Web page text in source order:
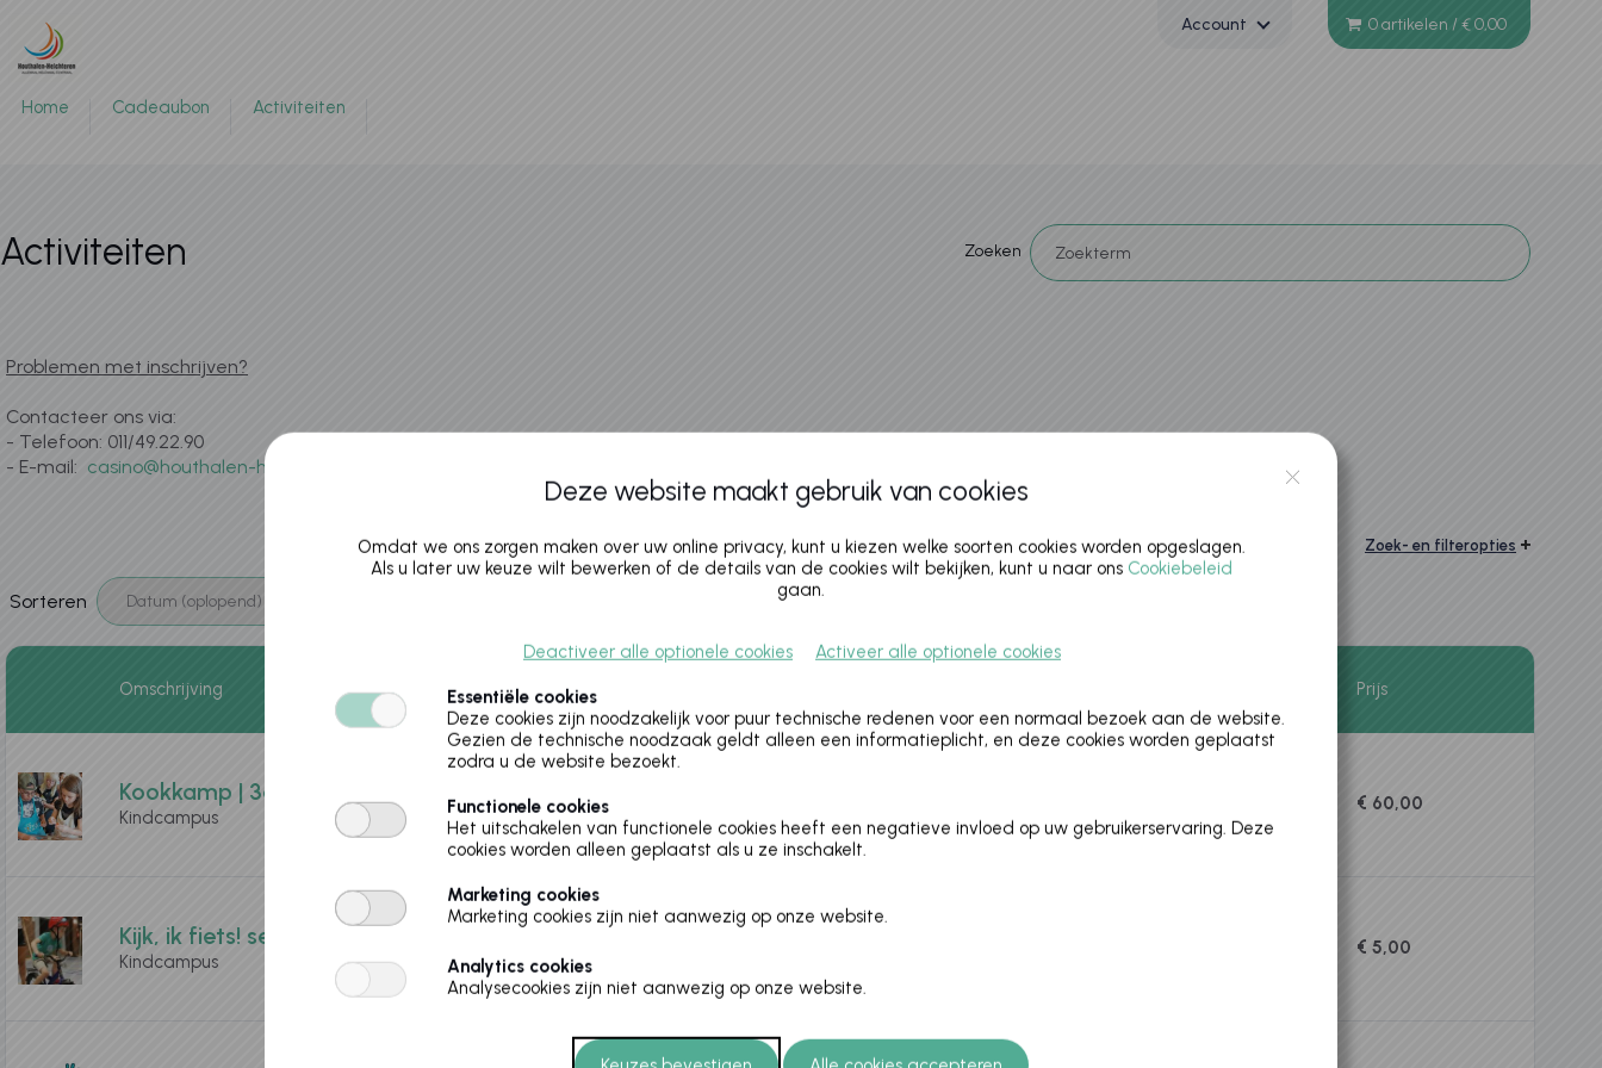
Account 0 artikelen /€ 0,00
Home Cadeaubon Activiteiten
Activiteiten
Problemen met inschrijven?
Contacteer ons via:
- Telefoon: 011/49.22.90
- E-mail: casino@houthalen-helchteren.be
Zoeken
Zoek- en filteropties
Sorteren
Omschrijving Prijs
Kookkamp | 3e - 6e leerjaar | 10/08 - 14/08
Kindcampus
U kunt zich aanmelden voor de wachtlijst.
€ 60,00
Kijk, ik fiets! sessie 4| za 5/09/26 (9u30-12u30)
Kindcampus
€ 5,00
Deze website maakt gebruik van cookies
Omdat we ons zorgen maken over uw online privacy, kunt u kiezen welke soorten cookies worden opgeslagen.
Als u later uw keuze wilt bewerken of de details van de cookies wilt bekijken, kunt u naar ons Cookiebeleid
gaan.
Deactiveer alle optionele cookies Activeer alle optionele cookies
Essentiële cookies
Deze cookies zijn noodzakelijk voor puur technische redenen voor een normaal bezoek aan de website.
Gezien de technische noodzaak geldt alleen een informatieplicht, en deze cookies worden geplaatst
zodra u de website bezoekt.
Functionele cookies
Het uitschakelen van functionele cookies heeft een negatieve invloed op uw gebruikerservaring. Deze
cookies worden alleen geplaatst als u ze inschakelt.
Marketing cookies
Marketing cookies zijn niet aanwezig op onze website.
Analytics cookies
Analysecookies zijn niet aanwezig op onze website.